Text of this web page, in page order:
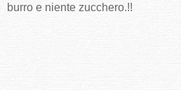
burro e niente zucchero.!!